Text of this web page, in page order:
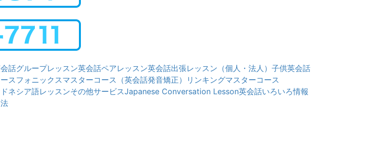
話グループレッスン英会話ペアレッスン英会話出張レッスン（個人・法人） 子供英会話
スフォニックスマスターコース（英会話発音矯正）
リンキングマスターコース
ネシア語レッスンその他サービスJapanese Conversation Lesson英会話いろいろ情報